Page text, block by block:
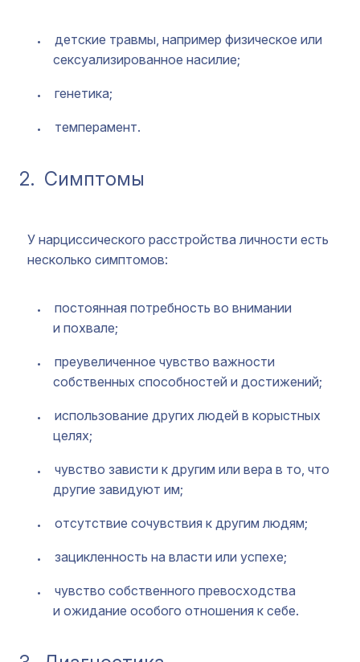
детские травмы, например физическое или
сексуализированное насилие;
генетика;
темперамент.
2. Симптомы
У нарциссического расстройства личности есть
несколько симптомов:
постоянная потребность во внимании
и похвале;
преувеличенное чувство важности
собственных способностей и достижений;
использование других людей в корыстных
целях;
чувство зависти к другим или вера в то, что
другие завидуют им;
отсутствие сочувствия к другим людям;
зацикленность на власти или успехе;
чувство собственного превосходства
и ожидание особого отношения к себе.